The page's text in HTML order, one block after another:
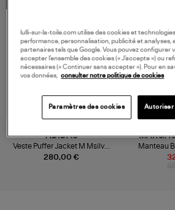
280,00 €
ADIDAS
Veste Puffer Jacket M Msilve,
Collaboration Adidas x Moon
-50%
Manteau
lulli-sur-la-toile.com utilise des cookies et
performance, personnalisation, publicité et analyses,
partenaires tels que Google. Vous pouvez configurer
accepter l’ensemble des cookies (« J’accepte ») ou
nécessaires (« Continuer sans accepter »). Pour en
vos données, consulter notre politique de cookies
Paramètres des cookies Autoriser